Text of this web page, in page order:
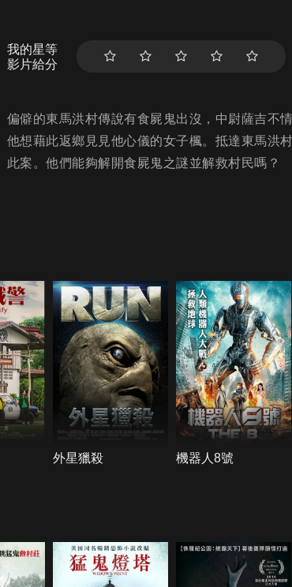
我的星等
影片給分
偏僻的東馬洪村傳說有食屍鬼出沒，中尉薩吉不
他想藉此返鄉見見他心儀的女子楓。抵達東馬洪
此案。他們能夠解開食屍鬼之謎並解救村民嗎？
外星獵殺 機器人8號